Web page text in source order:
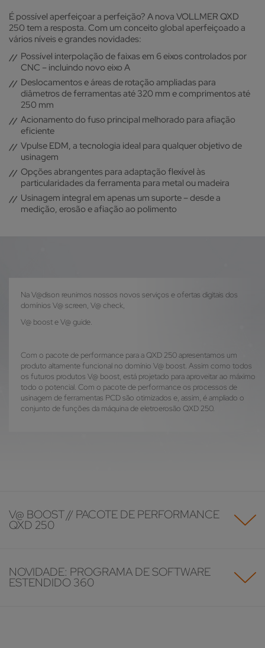
É possível aperfeiçoar a perfeição? A nova VOLLMER QXD
250 tem a resposta. Com um conceito global aperfeiçoado a
vários níveis e grandes novidades:
Possível interpolação de faixas em 6 eixos controlados por
CNC – incluindo novo eixo A
Deslocamentos e áreas de rotação ampliadas para
diâmetros de ferramentas até 320 mm e comprimentos até
250 mm
Acionamento do fuso principal melhorado para afiação
eficiente
Vpulse EDM, a tecnologia ideal para qualquer objetivo de
usinagem
Opções abrangentes para adaptação flexível às
particularidades da ferramenta para metal ou madeira
Usinagem integral em apenas um suporte – desde a
medição, erosão e afiação ao polimento
Na V@dison reunimos nossos novos serviços e ofertas digitais dos
domínios V@ screen, V@ check,
V@ boost e V@ guide.
Com o pacote de performance para a QXD 250 apresentamos um
produto altamente funcional no domínio V@ boost. Assim como todos
os futuros produtos V@ boost, está projetado para aproveitar ao máximo
todo o potencial. Com o pacote de performance os processos de
usinagem de ferramentas PCD são otimizados e, assim, é ampliado o
conjunto de funções da máquina de eletroerosão QXD 250.
V@ BOOST // PACOTE DE PERFORMANCE
QXD 250
NOVIDADE: PROGRAMA DE SOFTWARE
ESTENDIDO 360